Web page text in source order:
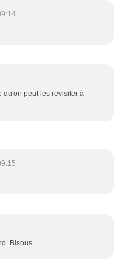
qu'on peut les revisiter à
Bisous